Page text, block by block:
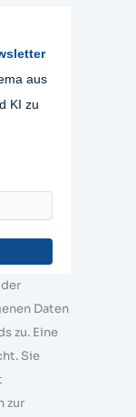
aus
KI zu
Daten
zu. Eine
Sie
zur